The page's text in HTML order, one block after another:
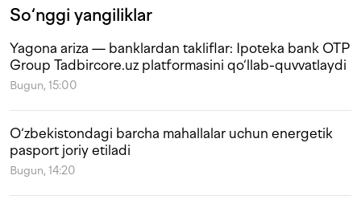
So‘nggi yangiliklar
Yagona ariza — banklardan takliflar: Ipoteka bank OTP
Group Tadbircore.uz platformasini qo‘llab-quvvatlaydi
Bugun, 15:00
O‘zbekistondagi barcha mahallalar uchun energetik
pasport joriy etiladi
Bugun, 14:20